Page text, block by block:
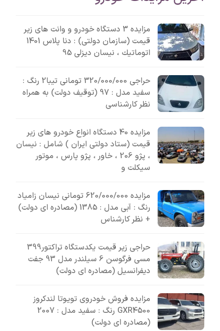
مزایده 3 دستگاه خودرو و وانت های زیر
قیمت (سازمان دولتی) : دنا پلاس 1401
اتوماتيك ، نیسان دیزلی 95
حراجی 320/000/000 تومانی تیبا2 رنگ :
سفید مدل : 97 (توقیف دولت) به همراه
نظر کارشناسی
مزایده 40 دستگاه انواع خودرو های زیر
قیمت (ستاد دولتی ایران ) شامل : نیسان
، پژو 206 ، خاور ، پژو پارس ، موتور
سیکلت و
مزایده 620/000/000 تومانی نیسان زامیاد
رنگ : آبی مدل : 1385 (مصادره ای دولت)
+ نظر کارشناس
حراجی زیر قیمت یکدستگاه تراکتور399
مسی فرگوسن 6 سیلندر مدل 93 جفت
دیفرانسیل (مصادره ای دولت)
مزایده فروش خودروی تویوتا لندکروز
GXR4500 رنگ : سفید مدل : 2007
(مصادره ای دولت)